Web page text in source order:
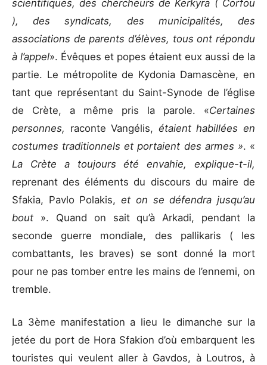
scientifiques, des chercheurs de Kerkyra ( Corfou
), des syndicats, des municipalités, des
associations de parents d’élèves, tous ont répondu
à l’appel». Évêques et popes étaient eux aussi de la
partie. Le métropolite de Kydonia Damascène, en
tant que représentant du Saint-Synode de l’église
de Crète, a même pris la parole. «Certaines
personnes, raconte Vangélis, étaient habillées en
costumes traditionnels et portaient des armes ». «
La Crète a toujours été envahie, explique-t-il,
reprenant des éléments du discours du maire de
Sfakia, Pavlo Polakis,et on se défendra jusqu’au
bout ». Quand on sait qu’à Arkadi, pendant la
seconde guerre mondiale, des pallikaris ( les
combattants, les braves) se sont donné la mort
pour ne pas tomber entre les mains de l’ennemi, on
tremble.
La 3ème manifestation a lieu le dimanche sur la
jetée du port de Hora Sfakion d’où embarquent les
touristes qui veulent aller à Gavdos, à Loutros, à